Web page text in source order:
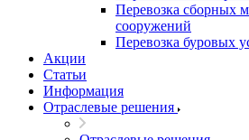
Перевозка сборных
сооружений
Перевозка буровых
Акции
Статьи
Информация
Отраслевые решения